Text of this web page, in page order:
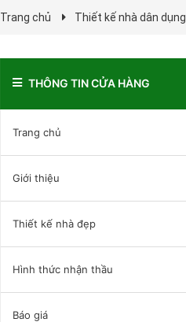
Trang chủ Thiết kế nhà dân dụng
THÔNG TIN CỬA HÀNG
Trang chủ
Giới thiệu
Thiết kế nhà đẹp
Hình thức nhận thầu
Báo giá